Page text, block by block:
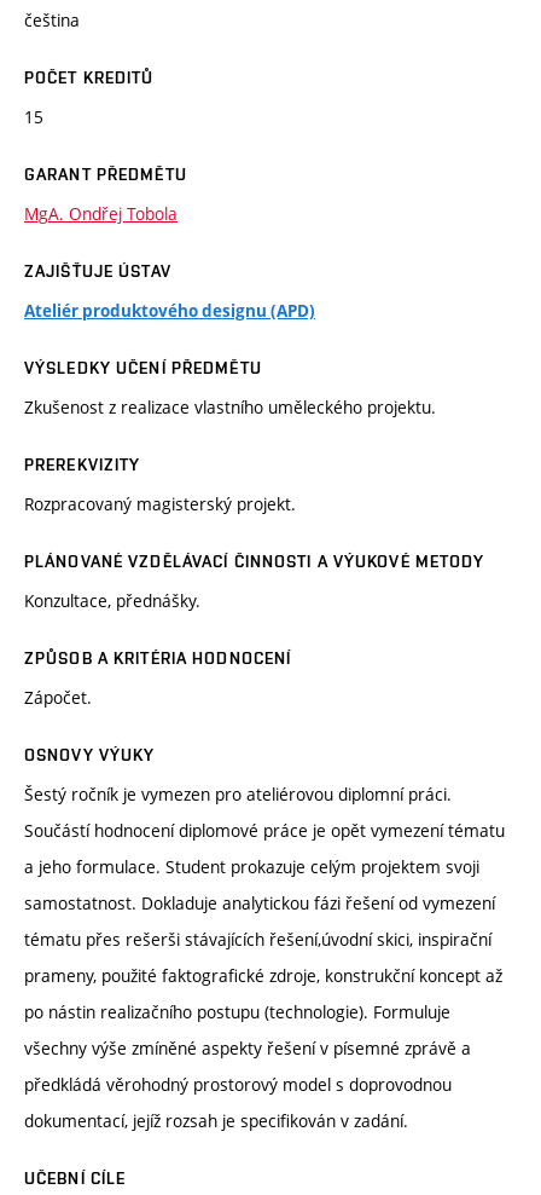
čeština
POČET KREDITŮ
15
GARANT PŘEDMĚTU
MgA. Ondřej Tobola
ZAJIŠŤUJE ÚSTAV
Ateliér produktového designu (APD)
VÝSLEDKY UČENÍ PŘEDMĚTU
Zkušenost z realizace vlastního uměleckého projektu.
PREREKVIZITY
Rozpracovaný magisterský projekt.
PLÁNOVANÉ VZDĚLÁVACÍ ČINNOSTI A VÝUKOVÉ METODY
Konzultace, přednášky.
ZPŮSOB A KRITÉRIA HODNOCENÍ
Zápočet.
OSNOVY VÝUKY
Šestý ročník je vymezen pro ateliérovou diplomní práci.
Součástí hodnocení diplomové práce je opět vymezení tématu
a jeho formulace. Student prokazuje celým projektem svoji
samostatnost. Dokladuje analytickou fázi řešení od vymezení
tématu přes rešerši stávajících řešení,úvodní skici, inspirační
prameny, použité faktografické zdroje, konstrukční koncept až
po nástin realizačního postupu (technologie). Formuluje
všechny výše zmíněné aspekty řešení v písemné zprávě a
předkládá věrohodný prostorový model s doprovodnou
dokumentací, jejíž rozsah je specifikován v zadání.
UČEBNÍ CÍLE